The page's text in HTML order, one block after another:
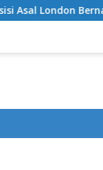
Legah Usai